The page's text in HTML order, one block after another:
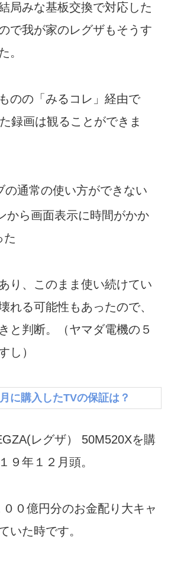
局みな基板交換で対応した
で我が家のレグザもそうす
。
のの「みるコレ」経由で
録画は観ることができま
の通常の使い方ができない
から画面表示に時間がかか
た
り、このまま使い続けてい
れる可能性もあったので、
と判断。（ヤマダ電機の５
し）
に購入したTVの保証は？
レグザ） 50M520Xを購
９年１２月頭。
０億円分のお金配り大キャ
いた時です。